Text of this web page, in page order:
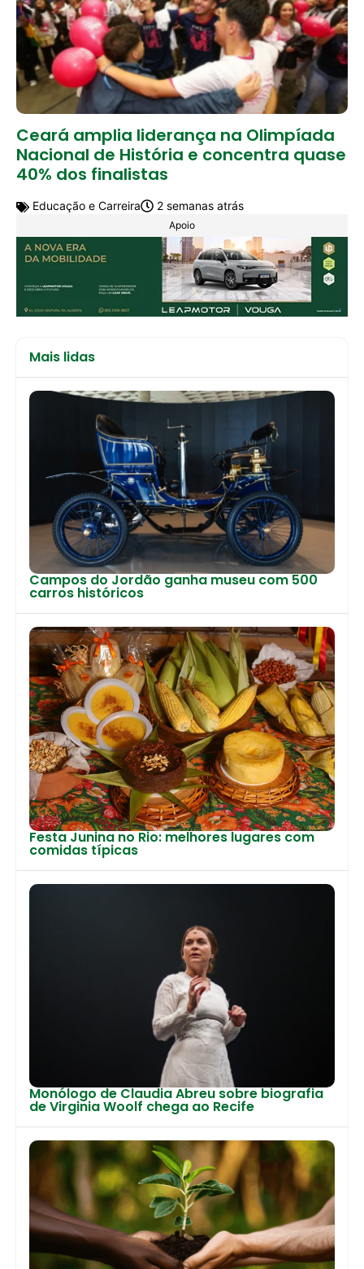
Ceará amplia liderança na Olimpíada
Nacional de História e concentra quase
40% dos finalistas
Educação e Carreira 2 semanas atrás
Apoio
Mais lidas
Campos do Jordão ganha museu com 500
carros históricos
Festa Junina no Rio: melhores lugares com
comidas típicas
Monólogo de Claudia Abreu sobre biografia
de Virginia Woolf chega ao Recife